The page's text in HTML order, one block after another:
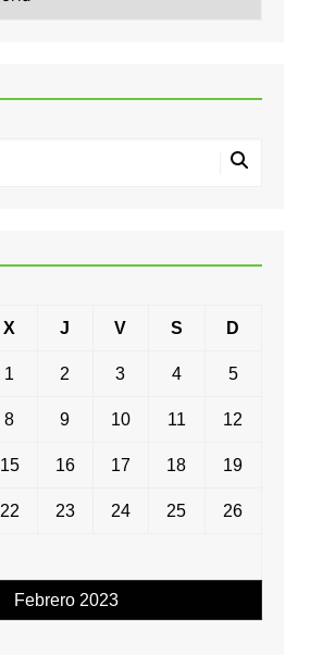
Febrero 2023
X J V S D
1 2 3 4 5
8 9 10 11 12
15 16 17 18 19
22 23 24 25 26